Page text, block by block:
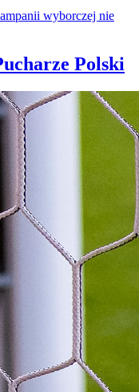
Polski